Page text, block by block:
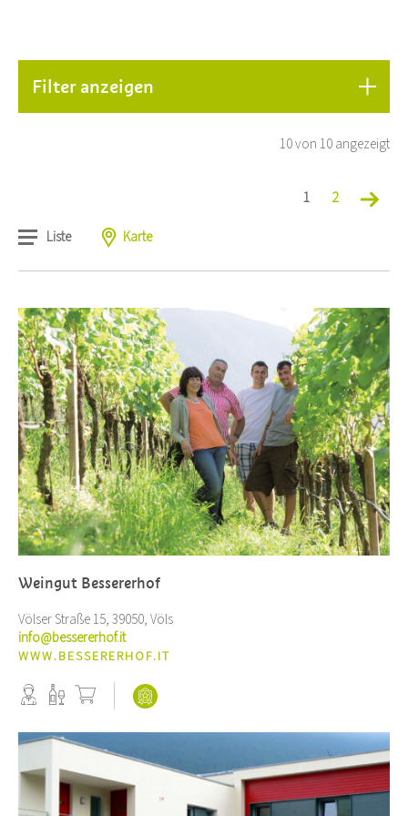
Filter anzeigen
10 von 10 angezeigt
Liste Karte
1 2
Weingut Bessererhof
Völser Straße 15, 39050, Völs
info@bessererhof.it
WWW.BESSERERHOF.IT